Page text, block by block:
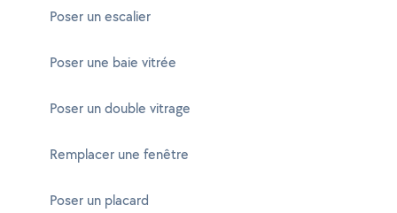
Poser un escalier
Poser une baie vitrée
Poser un double vitrage
Remplacer une fenêtre
Poser un placard